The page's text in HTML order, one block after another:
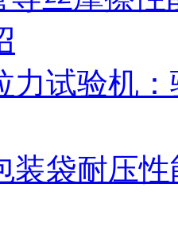
力试验机
装袋耐压